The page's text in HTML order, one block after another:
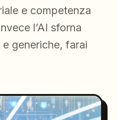
e competenza
l’AI sforna
generiche, farai